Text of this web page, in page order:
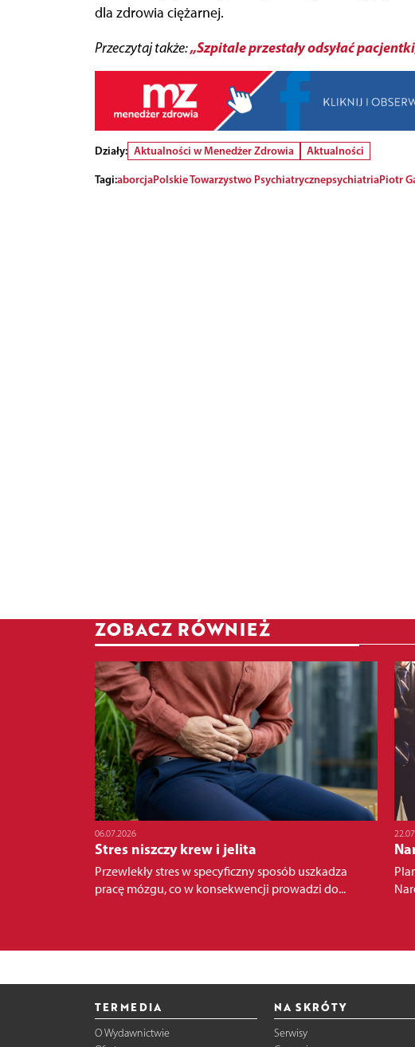
dla zdrowia ciężarnej.
Przeczytaj także:„Szpitale przestały odsyłać
Działy: Aktualności w Menedżer Zdrowia
Aktualności
Tagi:aborcjaPolskie Towarzystwo PsychiatrycznepsychiatriaPiotr
ZOBACZ RÓWNIEŻ
06.07.2026
Stres niszczy krew i jelita
Przewlekły stres w specyficzny sposób uszkadza
pracę mózgu, co w konsekwencji prowadzi do...
TERMEDIA
O Wydawnictwie
NA SKRÓTY
Serwisy